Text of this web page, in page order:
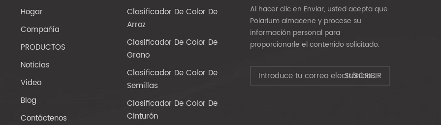
Hogar
Compañía
PRODUCTOS
Noticias
Video
Blog
Contáctenos
Clasificador De Color De
Arroz
Clasificador De Color De
Grano
Clasificador De Color De
Semillas
Clasificador De Color De
Cinturón
Al hacer clic en Enviar, usted acepta que
Polarium almacene y procese su
información personal para
proporcionarle el contenido solicitado.